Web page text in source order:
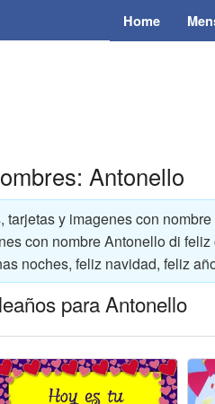
Home
Antonello
y imagenes con
con nombre Antonello di
noches, feliz navidad, feliz
para Antonello